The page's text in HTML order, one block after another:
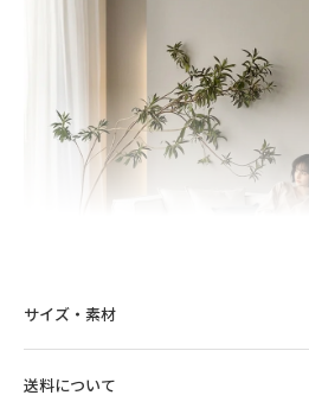
サイズ・素材
送料について